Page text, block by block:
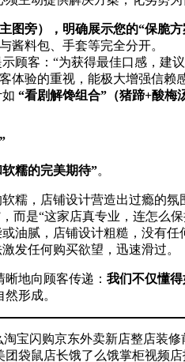
图旁），明确展示您的“保脆方
与酱料包、手套等完全分开。
示顾客：“为获得最佳口感，建
体验的重视，能极大增强信赖感
“看剧解馋组合”（猪蹄+酸梅
糯的完美期待”。
软糯，店铺设计营造出过瘾的
而是“这家店真专业，连怎么
或油腻，店铺设计粗糙，没有
发任何购买欲望，迅速滑过。
地向顾客传递： 我们不仅懂
形成。
宝闪购京东外卖新店整店装
袋鼠店长饿了么饿掌柜视频